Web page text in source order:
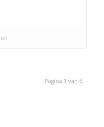
Pagina 1 van 6